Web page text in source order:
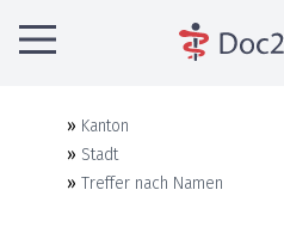
» Kanton
» Stadt
» Treffer nach Namen